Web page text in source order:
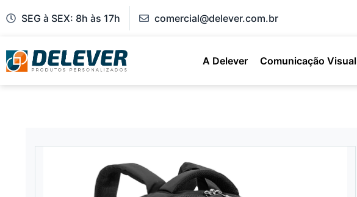
SEG à SEX: 8h às 17h comercial@delever.com.br
A Delever Comunicação Visual